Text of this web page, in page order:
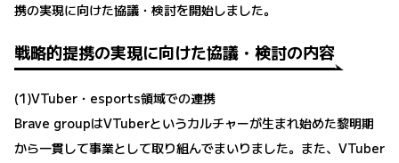
携の実現に向けた協議・検討を開始しました。
戦略的提携の実現に向けた協議・検討の内容
(1)VTuber・esports領域での連携
Brave groupはVTuberというカルチャーが生まれ始めた黎明期
から一貫して事業として取り組んでまいりました。また、VTuber